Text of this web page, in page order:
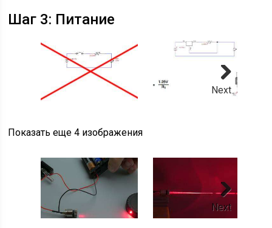
Шаг 3: Питание
Next
Показать еще 4 изображения
Next